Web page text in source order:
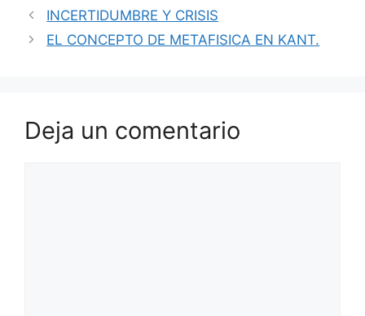
INCERTIDUMBRE Y CRISIS
EL CONCEPTO DE METAFISICA EN KANT.
Deja un comentario